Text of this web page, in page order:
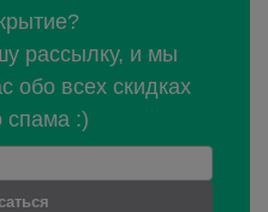
рассылку, и мы
обо всех скидках
спама :)